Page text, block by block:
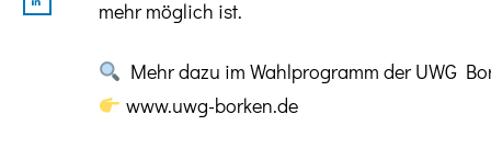
mehr möglich ist.
Mehr dazu im Wahlprogramm der UWG
www.uwg-borken.de